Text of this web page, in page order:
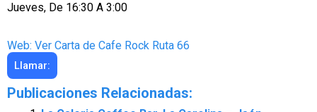
Jueves, De 16:30 A 3:00
Web: Ver Carta de Cafe Rock Ruta 66
Llamar:
Publicaciones Relacionadas: